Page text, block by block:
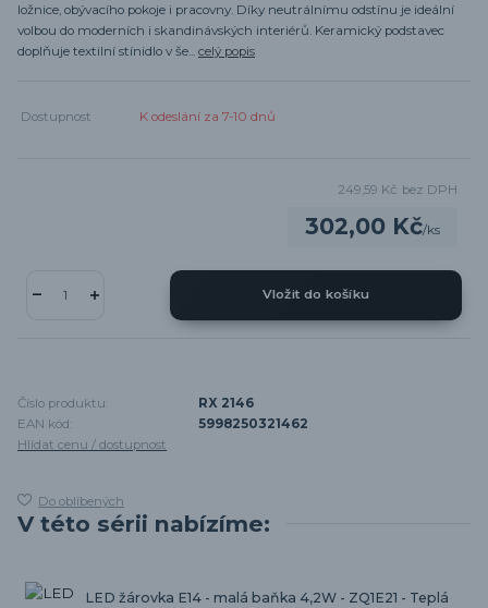
ložnice, obývacího pokoje i pracovny. Díky neutrálnímu odstínu je ideální
volbou do moderních i skandinávských interiérů. Keramický podstavec
doplňuje textilní stínidlo v še... celý popis
Dostupnost K odeslání za 7-10 dnů
302,00 Kč/ks
249,59 Kč bez DPH
Vložit do košíku
Číslo produktu:
RX 2146
EAN kód:
5998250321462
Hlídat cenu / dostupnost
Do oblíbených
V této sérii nabízíme:
LED žárovka E14 - malá baňka 4,2W - ZQ1E21 - Teplá